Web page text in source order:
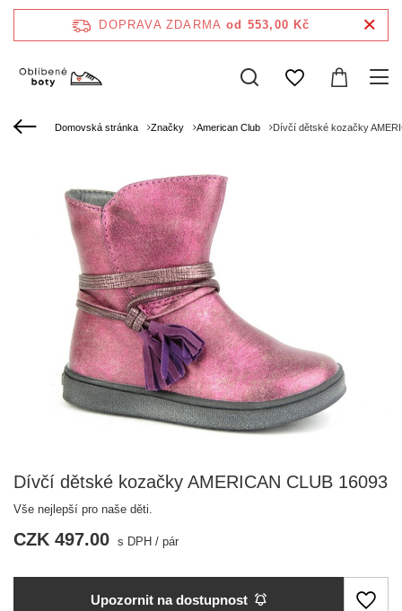
DOPRAVA ZDARMA od 553,00 Kč
Domovská stránka Značky American Club Dívčí dětské kozačky
Dívčí dětské kozačky AMERICAN CLUB 16093
Vše nejlepší pro naše děti.
CZK 497.00 s DPH / pár
Upozornit na dostupnost